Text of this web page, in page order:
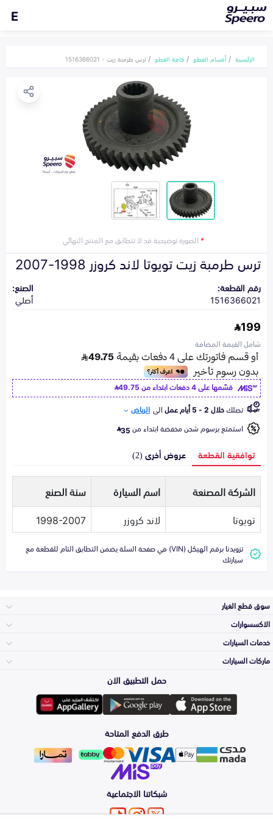
E
الرئيسية أقسام القطع كافة القطع ترس طرمبة زيت - 1516366021
*الصورة توضيحية قد لا تتطابق مع المنتج النهائي
ترس طرمبة زيت تويوتا لاند كروزر 1998-2007
رقم القطعة:
1516366021
الصنع:
أصلي
199
شامل القيمة المضافة
قسّمها على 4 دفعات ابتداء من
49.75
تصلكخلال 2 - 5 أيام عمل الى الرياض
استمتع برسوم شحن مخفضة ابتداء من35
توافقية القطعة عروض أخرى (2)
الشركة المصنعة اسم السيارة
سنة الصنع
تويوتا
لاند كروزر 1998-2007
تزويدنا برقم الهيكل (VIN) في صفحة السلة يضمن التطابق التام للقطعة مع
سيارتك
سوق قطع الغيار
المكائن، القيرات
وملحقاتها
الشمعات
والاصطبات (الاضاءة)
الفرامل والأقمشة
الاكسسوارات
لوازم الرحلات
اكسسوارات العناية
الزيوت و السوائل
خدمات السيارات
Top Selling
Detailing
Services
ماركات السيارات
Toyota
Hyundai
Kia
حمل التطبيق الان
طرق الدفع المتاحة
شبكاتنا الاجتماعية